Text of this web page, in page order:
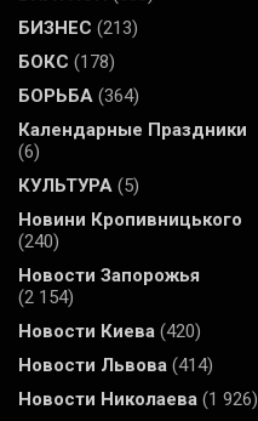
БИЗНЕС (213)
БОКС (178)
БОРЬБА (364)
Календарные Праздники
(6)
КУЛЬТУРА (5)
Новини Кропивницького
(240)
Новости Запорожья
(2 154)
Новости Киева (420)
Новости Львова (414)
Новости Николаева (1 926)